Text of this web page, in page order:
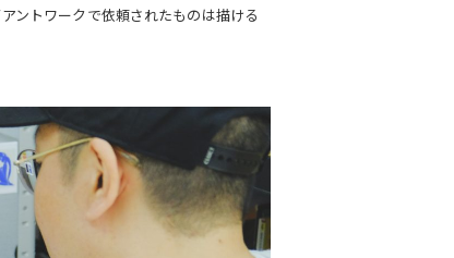
ントワークで依頼されたものは描ける